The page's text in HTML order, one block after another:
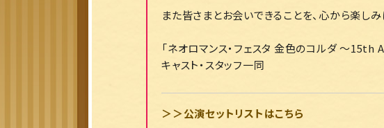
また皆さまとお会いできることを、心から楽しみ
「ネオロマンス・フェスタ 金色のコルダ ～
キャスト・スタッフ一同
＞＞公演セットリストはこちら